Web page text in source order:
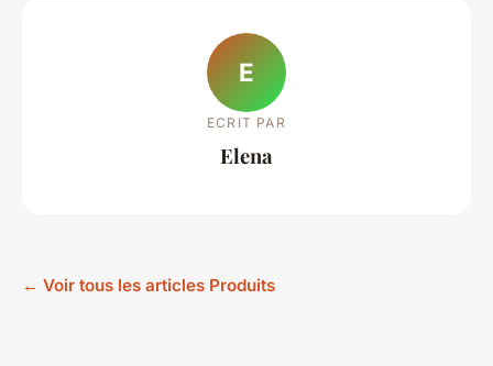
E
ECRIT PAR
Elena
← Voir tous les articles Produits